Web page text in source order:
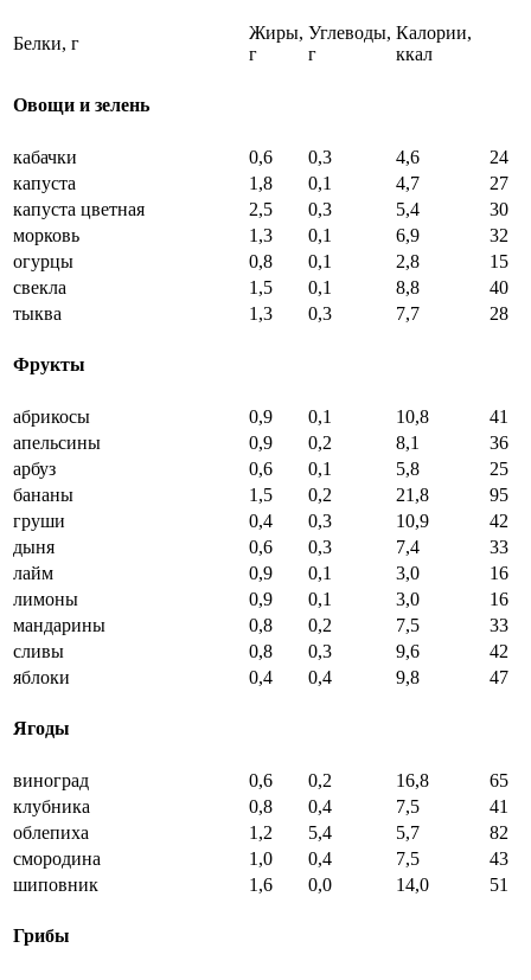
Белки, г
Жиры,
г
Углеводы,
г
Калории,
ккал
Овощи и зелень
кабачки 0,6 0,3 4,6
24
капуста
1,8 0,1 4,7
27
капуста цветная
2,5 0,3 5,4
30
морковь
1,3 0,1 6,9
32
огурцы
0,8 0,1 2,8
15
свекла
1,5 0,1 8,8
40
тыква
1,3 0,3 7,7 28
Фрукты
абрикосы 0,9 0,1 10,8
41
апельсины
0,9 0,2 8,1
36
арбуз
0,6 0,1 5,8
25
бананы
1,5 0,2 21,8
95
груши
0,4 0,3 10,9
42
дыня
0,6 0,3 7,4
33
лайм
0,9 0,1 3,0
16
лимоны
0,9 0,1 3,0
16
мандарины
0,8 0,2 7,5
33
сливы
0,8 0,3 9,6
42
яблоки
0,4 0,4 9,8 47
Ягоды
виноград 0,6 0,2 16,8
65
клубника
0,8 0,4 7,5
41
облепиха
1,2 5,4 5,7
82
смородина
1,0 0,4 7,5
43
шиповник
1,6 0,0 14,0 51
Грибы